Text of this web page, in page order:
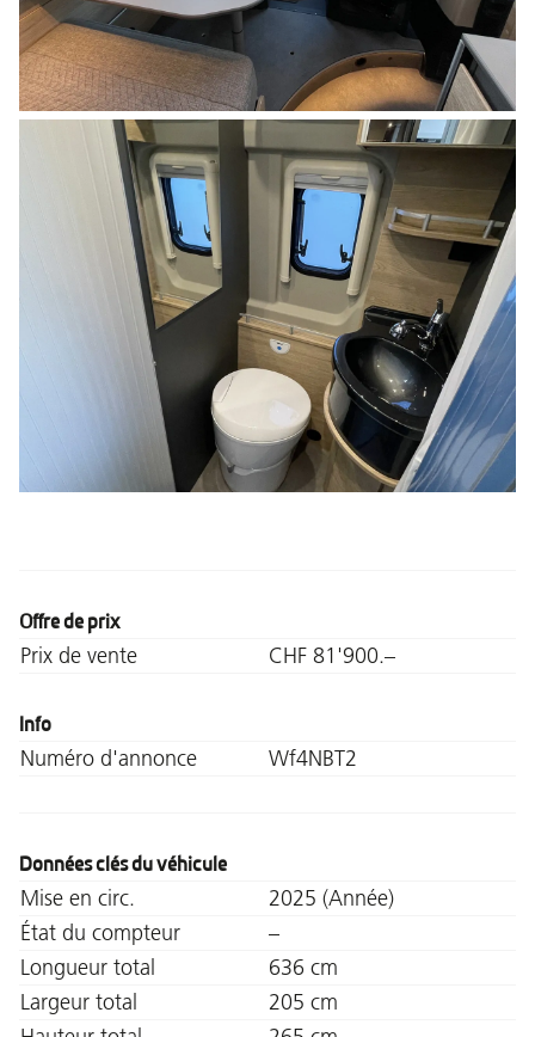
Offre de prix
Prix de vente CHF 81'900.–
Info
Numéro d'annonce Wf4NBT2
Données clés du véhicule
Mise en circ.
2025 (Année)
État du compteur
–
Longueur total
636 cm
Largeur total
205 cm